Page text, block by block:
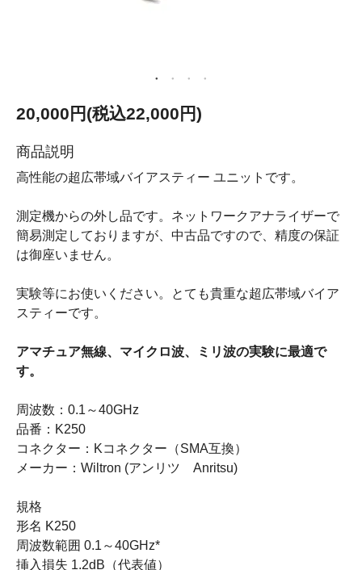
20,000円(税込22,000円)
商品説明
高性能の超広帯域バイアスティー ユニットです。
測定機からの外し品です。ネットワークアナライザーで
簡易測定しておりますが、中古品ですので、精度の保証
は御座いません。
実験等にお使いください。とても貴重な超広帯域バイア
スティーです。
アマチュア無線、マイクロ波、ミリ波の実験に最適で
す。
周波数：0.1～40GHz
品番：K250
コネクター：Kコネクター（SMA互換）
メーカー：Wiltron (アンリツ Anritsu)
規格
形名 K250
周波数範囲 0.1～40GHz*
挿入損失 1.2dB（代表値）